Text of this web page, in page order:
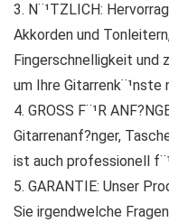
3. N¨¹TZLICH:
Akkorden und
Fingerschnelligkeit und
um Ihre
4. GROSS F¨¹R
Gitarrenanf?nger,
ist auch professionell
5. GARANTIE: Unser
Sie irgendwelche